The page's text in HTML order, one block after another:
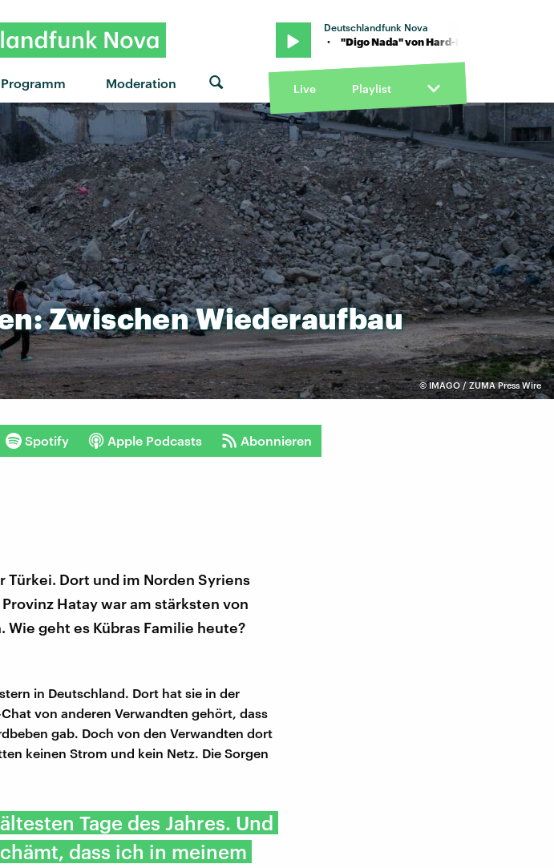
Programm Moderation
Deutschlandfunk Nova
"Digo Nada" von Hard-Fi feat. Mike Kalle · "Digo Nada" von Hard-Fi feat. Mike Kalle · "Digo
Live Playlist
©IMAGO / ZUMA Press Wire
ZwischenWiederaufbau
Spotify Apple Podcasts Abonnieren
Türkei. Dort und im Norden Syriens
Hatay war am stärksten von
geht es Kübras Familie heute?
in Deutschland. Dort hat sie in der
von anderen Verwandten gehört, dass
gab. Doch von den Verwandten dort
keinen Strom und kein Netz. Die Sorgen
Tage des Jahres. Und
dass ich in meinem